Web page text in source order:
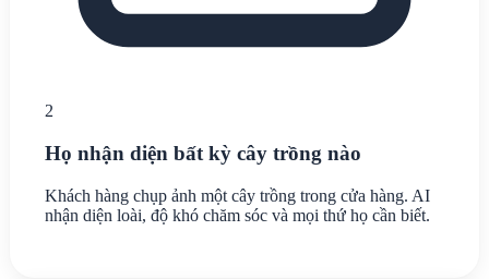
2
Họ nhận diện bất kỳ cây trồng nào
Khách hàng chụp ảnh một cây trồng trong cửa hàng. AI
nhận diện loài, độ khó chăm sóc và mọi thứ họ cần biết.